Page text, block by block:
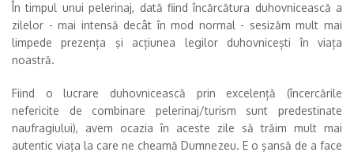
În timpul unui pelerinaj, dată fiind încărcătura duhovnicească a
zilelor - mai intensă decât în mod normal - sesizăm mult mai
limpede prezența şi acțiunea legilor duhovnicești în viața
noastră.
Fiind o lucrare duhovnicească prin excelență (încercările
nefericite de combinare pelerinaj/turism sunt predestinate
naufragiului), avem ocazia în aceste zile să trăim mult mai
autentic viaţa la care ne cheamă Dumnezeu. E o şansă de a face